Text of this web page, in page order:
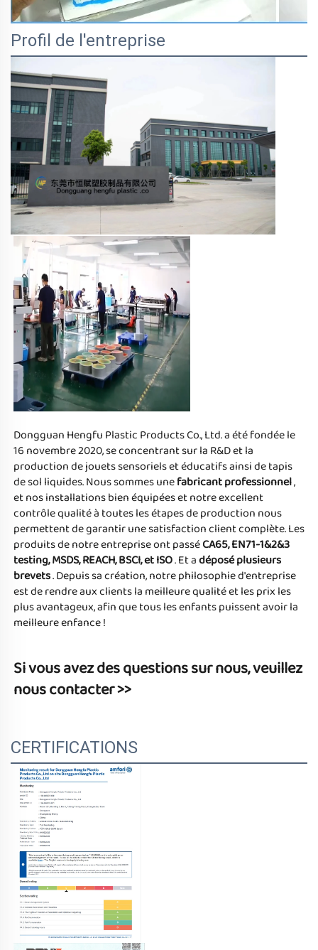
Profil de l'entreprise
Dongguan Hengfu Plastic Products Co., Ltd. a été fondée le
16 novembre 2020, se concentrant sur la R&D et la
production de jouets sensoriels et éducatifs ainsi de tapis
de sol liquides. Nous sommes une fabricant professionnel ,
et nos installations bien équipées et notre excellent
contrôle qualité à toutes les étapes de production nous
permettent de garantir une satisfaction client complète. Les
produits de notre entreprise ont passé CA65, EN71-1&2&3
testing, MSDS, REACH, BSCI, et ISO . Et a déposé plusieurs
brevets . Depuis sa création, notre philosophie d'entreprise
est de rendre aux clients la meilleure qualité et les prix les
plus avantageux, afin que tous les enfants puissent avoir la
meilleure enfance !
Si vous avez des questions sur nous, veuillez
nous contacter >>
CERTIFICATIONS